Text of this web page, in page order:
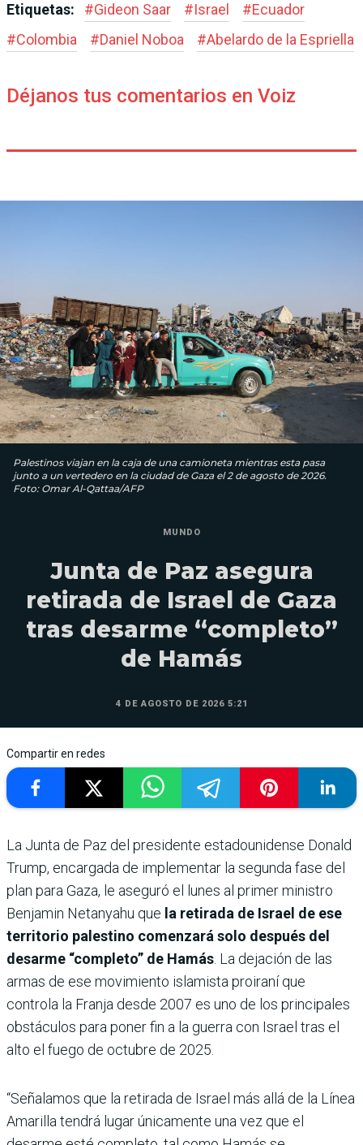
Etiquetas: #Gideon Saar #Israel #Ecuador
#Colombia #Daniel Noboa #Abelardo de la Espriella
Déjanos tus comentarios en Voiz
Palestinos viajan en la caja de una camioneta mientras esta pasa
junto a un vertedero en la ciudad de Gaza el 2 de agosto de 2026.
Foto: Omar Al-Qattaa/AFP
MUNDO
Junta de Paz asegura
retirada de Israel de Gaza
tras desarme “completo”
de Hamás
4 DE AGOSTO DE 2026 5:21
Compartir en redes
La Junta de Paz del presidente estadounidense Donald
Trump, encargada de implementar la segunda fase del
plan para Gaza, le aseguró el lunes al primer ministro
Benjamin Netanyahu que la retirada de Israel de ese
territorio palestino comenzará solo después del
desarme “completo” de Hamás . La dejación de las
armas de ese movimiento islamista proiraní que
controla la Franja desde 2007 es uno de los principales
obstáculos para poner fin a la guerra con Israel tras el
alto el fuego de octubre de 2025.
“Señalamos que la retirada de Israel más allá de la Línea
Amarilla tendrá lugar únicamente una vez que el